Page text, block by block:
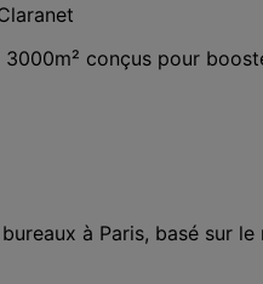
conçus pour
à Paris, basé sur